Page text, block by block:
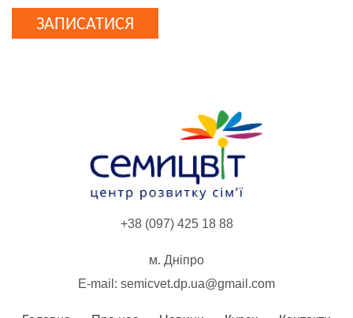
ЗАПИСАТИСЯ
+38 (097) 425 18 88
м. Дніпро
E-mail: semicvet.dp.ua@gmail.com